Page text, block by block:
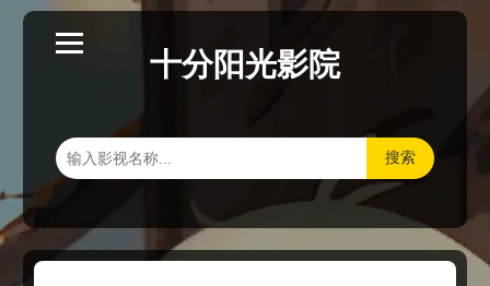
十分阳光影院
搜索